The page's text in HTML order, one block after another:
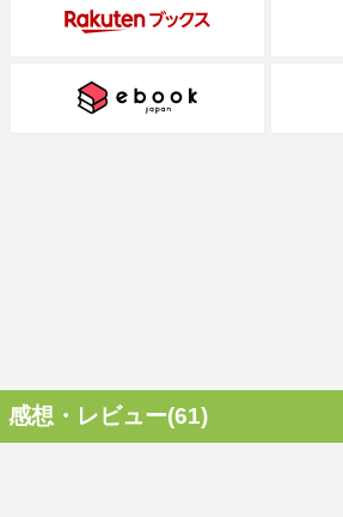
感想・レビュー(61)